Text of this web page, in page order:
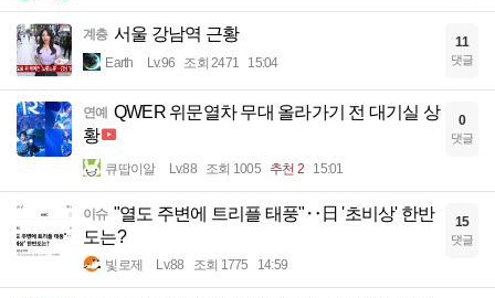
계층 서울 강남역 근황
Earth Lv.96 조회 2471 15:04
11
댓글
연예 QWER 위문열차 무대 올라가기 전 대기실 상
황
큐땁이알 Lv.88 조회 1005 추천 2 15:01
0
댓글
이슈 "열도 주변에 트리플 태풍"‥日 '초비상' 한반
도는?
빛로제 Lv.88 조회 1775 14:59
15
댓글